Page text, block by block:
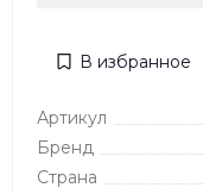
В избранное
Артикул
Бренд
Страна